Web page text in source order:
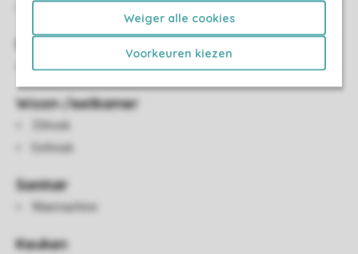
Weiger alle cookies
Voorkeuren kiezen
Energielabel: B
Slaapkamer(s)
Aantal slaapkamers: 3
Woon-/eetkamer
Zithoek
Eethoek
Sanitair
Wasmachine
Keuken